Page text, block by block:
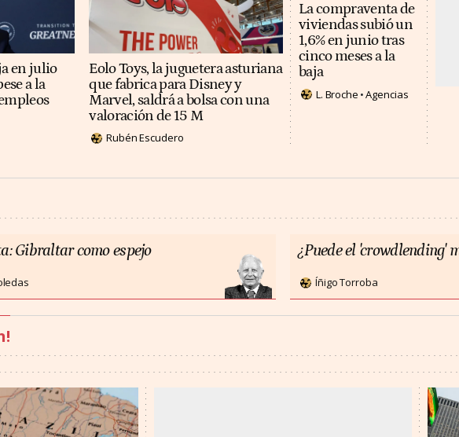
en julio
a la
Eolo Toys, la juguetera asturiana
que fabrica para Disney y
Marvel, saldrá a bolsa con una
valoración de 15 M
Rubén Escudero
La compraventa de
viviendas subió un
1,6% en junio tras
cinco meses a la
baja
L. Broche Agencias
Gibraltar como espejo ¿Puede el 'crowdlending'
Íñigo Torroba